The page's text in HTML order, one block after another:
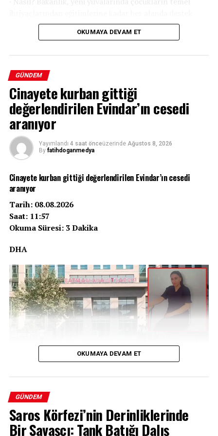
sağlayacak.
OKUMAYA DEVAM ET
GÜNDEM
Cinayete kurban gittiği
değerlendirilen Evindar’ın cesedi
aranıyor
Yayımlandı 4 saat önceüzerinde Ağustos 8, 2026
By fatihdoganmedya
Cinayete kurban gittiği değerlendirilen Evindar’ın cesedi
aranıyor
Tarih: 08.08.2026
Saat: 11:57
Okuma Süresi: 3 Dakika
DHA
Bir Yıllık Belirsizlik: Evindar Tiğrak’ın
Kaybı
OKUMAYA DEVAM ET
GÜNDEM
Saros Körfezi’nin Derinliklerinde
Bir Savaşçı: Tank Batığı Dalış